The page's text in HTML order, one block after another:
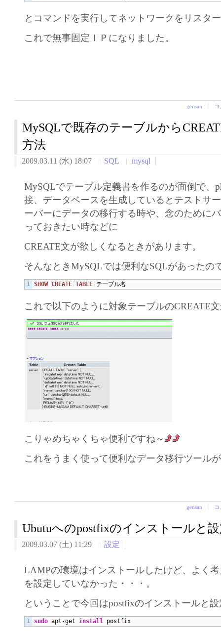
とコマンドを実行してネットワークをリスタ
これで無事固定ＩＰになりました。
gensan
MySQLで既存のテーブルから
方法
2009.03.11 (水) 18:07 SQL mysql
MySQLでテーブル定義書を作るのが面倒で、
接、データベースを生成しているとテストサ
ーバーにデータの移行する時や、念のために
っておきたい時などに
CREATE文が欲しくなるときがあります。
そんなときMySQLでは便利なSQLがあったの
SHOW CREATE TABLE テーブル名
これで以下のように対象テーブルのCREATE
こりゃめちゃくちゃ便利ですね～
これをうまく使って便利なデータ移行ツール
gensan
Ubutuへのpostfixのインストールと
2009.03.07 (土) 11:29 設定
LAMPの環境はインストールしたけど、よく
を設定していなかった・・・。
ということで今回はpostfixのインストールと
sudo apt-get install postfix